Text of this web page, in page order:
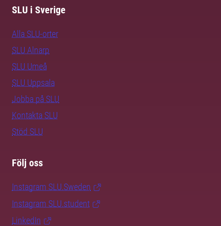
SLU i Sverige
Alla SLU-orter
SLU Alnarp
SLU Umeå
SLU Uppsala
Jobba på SLU
Kontakta SLU
Stöd SLU
Följ oss
Instagram SLU.Sweden
Instagram SLU.student
LinkedIn